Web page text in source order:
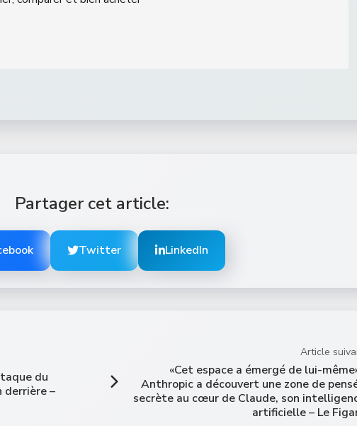
Partager cet article:
Twitter LinkedIn
du
derrière –
Article
«Cet espace a émergé de lui-
Anthropic a découvert une zone de
secrète au cœur de Claude, son
artificielle – Le